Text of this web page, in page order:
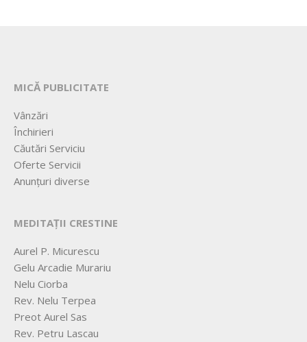
MICĂ PUBLICITATE
Vânzări
Închirieri
Căutări Serviciu
Oferte Servicii
Anunțuri diverse
MEDITAȚII CRESTINE
Aurel P. Micurescu
Gelu Arcadie Murariu
Nelu Ciorba
Rev. Nelu Terpea
Preot Aurel Sas
Rev. Petru Lascau